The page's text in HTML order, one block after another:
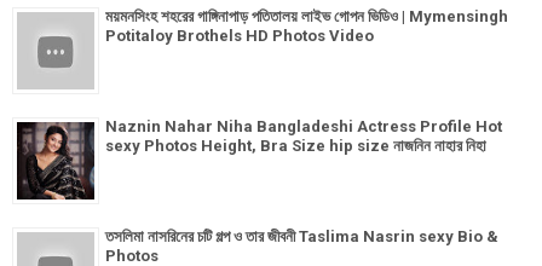
ময়মনসিংহ শহরের গাঙ্গিনাপাড় পতিতালয় লাইভ গোপন ভিডিও | Mymensingh
Potitaloy Brothels HD Photos Video
Naznin Nahar Niha Bangladeshi Actress Profile Hot
sexy Photos Height, Bra Size hip size নাজনিন নাহার নিহা
তসলিমা নাসরিনের চটি গল্প ও তার জীবনী Taslima Nasrin sexy Bio &
Photos